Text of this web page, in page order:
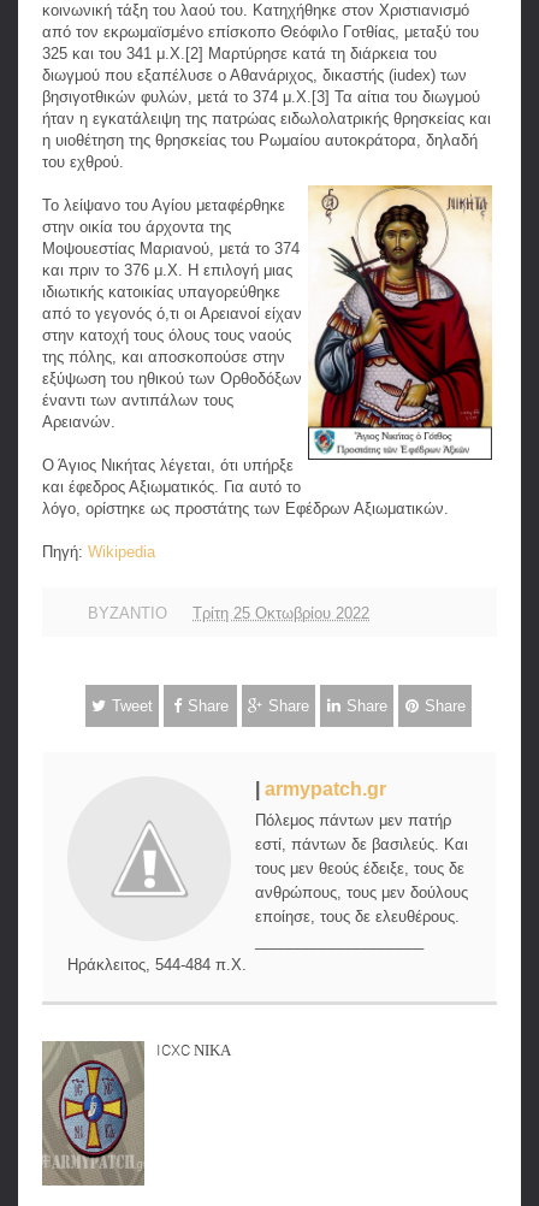
κοινωνική τάξη του λαού του. Κατηχήθηκε στον Χριστιανισμό
από τον εκρωμαϊσμένο επίσκοπο Θεόφιλο Γοτθίας, μεταξύ του
325 και του 341 μ.Χ.[2] Μαρτύρησε κατά τη διάρκεια του
διωγμού που εξαπέλυσε ο Αθανάριχος, δικαστής (iudex) των
βησιγοτθικών φυλών, μετά το 374 μ.Χ.[3] Τα αίτια του διωγμού
ήταν η εγκατάλειψη της πατρώας ειδωλολατρικής θρησκείας και
η υιοθέτηση της θρησκείας του Ρωμαίου αυτοκράτορα, δηλαδή
του εχθρού.
Το λείψανο του Αγίου μεταφέρθηκε
στην οικία του άρχοντα της
Μοψουεστίας Μαριανού, μετά το 374
και πριν το 376 μ.Χ. Η επιλογή μιας
ιδιωτικής κατοικίας υπαγορεύθηκε
από το γεγονός ό,τι οι Αρειανοί είχαν
στην κατοχή τους όλους τους ναούς
της πόλης, και αποσκοπούσε στην
εξύψωση του ηθικού των Ορθοδόξων
έναντι των αντιπάλων τους
Αρειανών.
Ο Άγιος Νικήτας λέγεται, ότι υπήρξε
και έφεδρος Αξιωματικός. Για αυτό το
λόγο, ορίστηκε ως προστάτης των Εφέδρων Αξιωματικών.
Πηγή: Wikipedia
ΒΥΖΑΝΤΙΟ Τρίτη 25 Οκτωβρίου 2022
Tweet Share Share Share Share
armypatch.gr
Πόλεμος πάντων μεν πατήρ
εστί, πάντων δε βασιλεύς. Και
τους μεν θεούς έδειξε, τους δε
ανθρώπους, τους μεν δούλους
εποίησε, τους δε ελευθέρους.
Ηράκλειτος, 544-484 π.Χ.
ICXC ΝΙΚΑ